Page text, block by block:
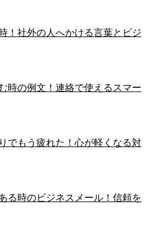
！社外の人へかける言葉とビジ
時の例文！連絡で使えるスマー
でもう疲れた！心が軽くなる対
る時のビジネスメール！信頼を